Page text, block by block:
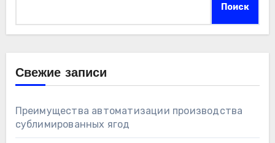
Поиск
Свежие записи
Преимущества автоматизации производства
сублимированных ягод